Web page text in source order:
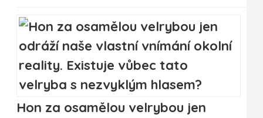
Hon za osamělou velrybou jen